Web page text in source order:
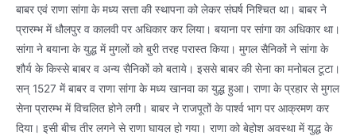
बाबर एवं राणा सांगा के मध्य सत्ता की स्थापना को लेकर संघर्ष निश्चित था। बाबर ने
प्रारम्भ में धौलपुर व कालवी पर अधिकार कर लिया। बयाना पर सांगा का अधिकार था।
सांगा ने बयाना के युद्ध में मुगलों को बुरी तरह परास्त किया। मुगल सैनिकों ने सांगा के
शौर्य के किस्से बाबर व अन्य सैनिकों को बताये। इससे बाबर की सेना का मनोबल टूटा।
सन् 1527 में बाबर व राणा सांगा के मध्य खानवा का युद्ध हुआ। राणा के प्रहार से मुगल
सेना प्रारम्भ में विचलित होने लगी। बाबर ने राजपूतों के पार्श्व भाग पर आक्रमण कर
दिया। इसी बीच तीर लगने से राणा घायल हो गया। राणा को बेहोश अवस्था में युद्ध के